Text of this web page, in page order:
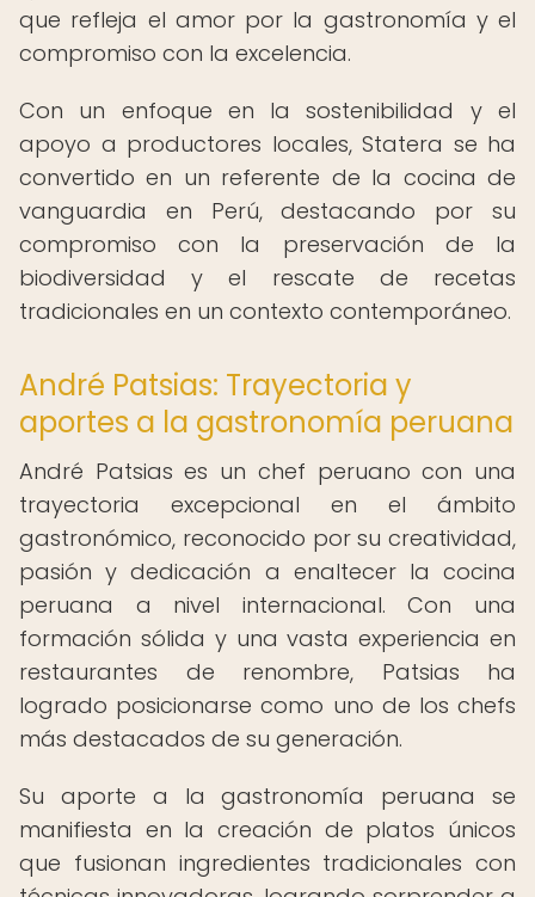
que refleja el amor por la gastronomía y el
compromiso con la excelencia.
Con un enfoque en la sostenibilidad y el
apoyo a productores locales, Statera se ha
convertido en un referente de la cocina de
vanguardia en Perú, destacando por su
compromiso con la preservación de la
biodiversidad y el rescate de recetas
tradicionales en un contexto contemporáneo.
André Patsias: Trayectoria y
aportes a la gastronomía peruana
André Patsias es un chef peruano con una
trayectoria excepcional en el ámbito
gastronómico, reconocido por su creatividad,
pasión y dedicación a enaltecer la cocina
peruana a nivel internacional. Con una
formación sólida y una vasta experiencia en
restaurantes de renombre, Patsias ha
logrado posicionarse como uno de los chefs
más destacados de su generación.
Su aporte a la gastronomía peruana se
manifiesta en la creación de platos únicos
que fusionan ingredientes tradicionales con